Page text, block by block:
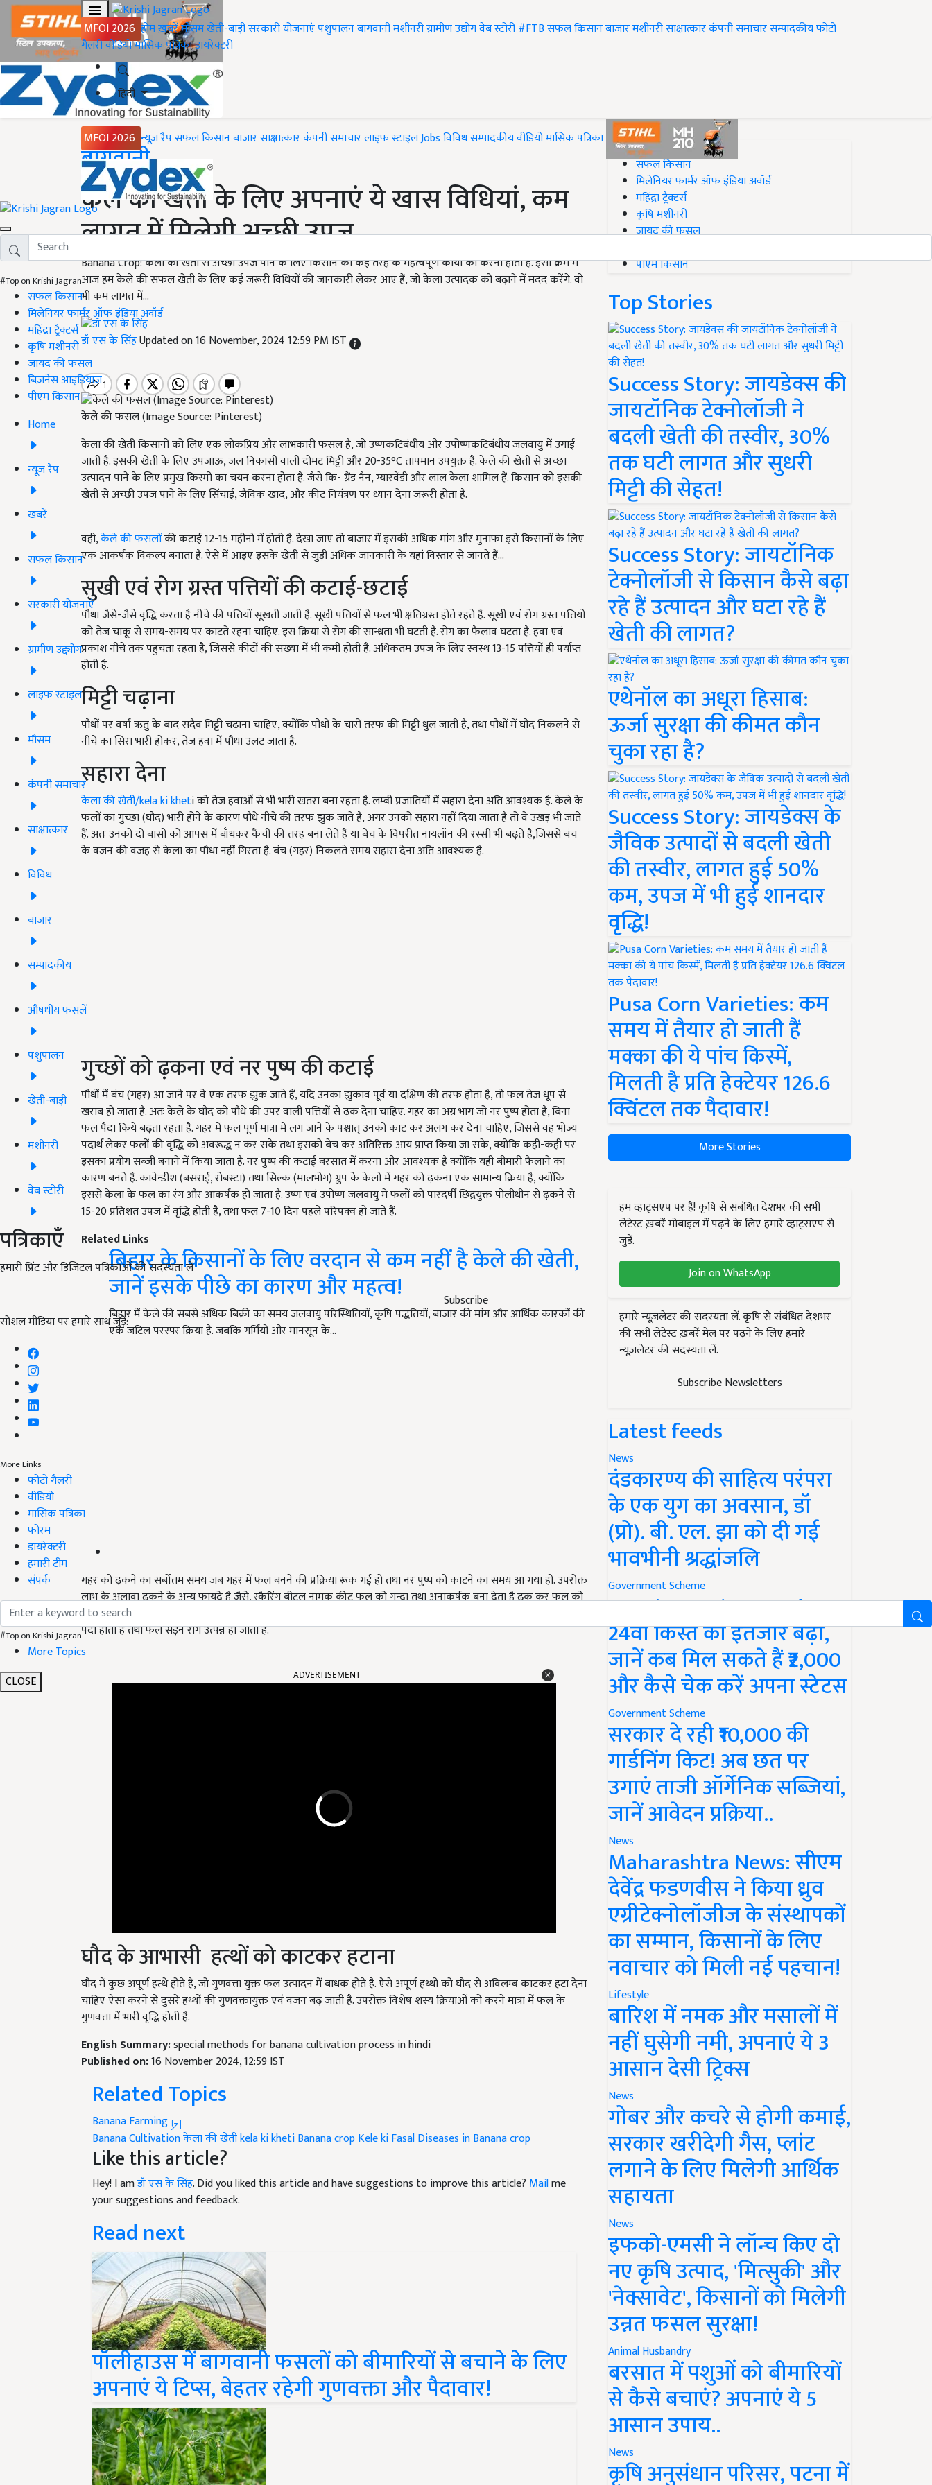
MFOI 2026 होमख़बरेंमौसमखेती-बाड़ीसरकारी योजनाएंपशुपालनबागवानीमशीनरीग्रामीण उद्योगवेब स्टोरी#FTBसफल किसानबाजारमशीनरीसाक्षात्कारकंपनी समाचारसम्पादकीयफोटो
गैलरीवीडियोमासिक पत्रिकाडायरेक्टरी
हिंदी
MFOI 2026 न्यूज़ रैपसफल किसानबाजारसाक्षात्कारकंपनी समाचारलाइफ स्टाइलJobsविविधसम्पादकीयवीडियोमासिक पत्रिका
#Top on Krishi Jagran
सफल किसान
मिलेनियर फार्मर ऑफ इंडिया अवॉर्ड
महिंद्रा ट्रैक्टर्स
कृषि मशीनरी
जायद की फसल
बिज़नेस आइडियाज
पीएम किसान
Home
न्यूज़ रैप
खबरें
सफल किसान
सरकारी योजनाएं
ग्रामीण उद्द्योग
लाइफ स्टाइल
मौसम
कंपनी समाचार
साक्षात्कार
विविध
बाजार
सम्पादकीय
औषधीय फसलें
पशुपालन
खेती-बाड़ी
मशीनरी
वेब स्टोरी
पत्रिकाएँ
हमारी प्रिंट और डिजिटल पत्रिकाओं की सदस्यता लें
Subscribe
सोशल मीडिया पर हमारे साथ जुड़ें:
More Links
फोटो गैलरी
वीडियो
मासिक पत्रिका
फोरम
डायरेक्टरी
हमारी टीम
संपर्क
#Top on Krishi Jagran
More Topics
CLOSE
Home
बागवानी
केले की खेती के लिए अपनाएं ये खास विधियां, कम
लागत में मिलेगी अच्छी उपज
Banana Crop: केला की खेती से अच्छी उपज पाने के लिए किसान को कई तरह के महत्वपूर्ण कार्यों को करना होता है. इसी क्रम में
आज हम केले की सफल खेती के लिए कई जरूरी विधियों की जानकारी लेकर आए हैं, जो केला उत्पादक को बढ़ाने में मदद करेंगे. वो
भी कम लागत में...
डॉ एस के सिंहUpdated on 16 November, 2024 12:59 PM IST
केले की फसल (Image Source: Pinterest)
केला की खेती किसानों को लिए एक लोकप्रिय और लाभकारी फसल है, जो उष्णकटिबंधीय और उपोष्णकटिबंधीय जलवायु में उगाई
जाती है. इसकी खेती के लिए उपजाऊ, जल निकासी वाली दोमट मिट्टी और 20-35°C तापमान उपयुक्त है. केले की खेती से अच्छा
उत्पादन पाने के लिए प्रमुख किस्मों का चयन करना होता है. जैसे कि- ग्रैंड नैन, ग्यारवेंडी और लाल केला शामिल हैं. किसान को इसकी
खेती से अच्छी उपज पाने के लिए सिंचाई, जैविक खाद, और कीट नियंत्रण पर ध्यान देना जरूरी होता है.
वही,केले की फसलोंकी कटाई 12-15 महीनों में होती है. देखा जाए तो बाजार में इसकी अधिक मांग और मुनाफा इसे किसानों के लिए
एक आकर्षक विकल्प बनाता है. ऐसे में आइए इसके खेती से जुड़ी अधिक जानकारी के यहां विस्तार से जानते हैं...
सुखी एवं रोग ग्रस्त पत्तियों की कटाई-छटाई
पौधा जैसे-जैसे वृद्धि करता है नीचे की पत्तियों सूखती जाती है. सूखी पत्तियों से फल भी क्षतिग्रस्त होते रहते हैं. सूखी एवं रोग ग्रस्त पत्तियों
को तेज चाकू से समय-समय पर काटते रहना चाहिए. इस क्रिया से रोग की सान्ध्रता भी घटती है. रोग का फैलाव घटता है. हवा एवं
प्रकाश नीचे तक पहुंचता रहता है, जिससे कीटों की संख्या में भी कमी होती है. अधिकतम उपज के लिए स्वस्थ 13-15 पत्तियों ही पर्याप्त
होती है.
मिट्टी चढ़ाना
पौधों पर वर्षा ऋतु के बाद सदैव मिट्टी चढ़ाना चाहिए, क्योंकि पौधों के चारों तरफ की मिट्टी धुल जाती है, तथा पौधों में घौद निकलने से
नीचे का सिरा भारी होकर, तेज हवा में पौधा उलट जाता है.
सहारा देना
केला की खेती/kela ki khetiको तेज हवाओं से भी भारी खतरा बना रहता है. लम्बी प्रजातियों में सहारा देना अति आवश्यक है. केले के
फलों का गुच्छा (घौद) भारी होने के कारण पौधे नीचे की तरफ झुक जाते है, अगर उनको सहारा नहीं दिया जाता है तो वे उखड़ भी जाते
हैं. अतः उनको दो बासों को आपस में बाँधकर कैंची की तरह बना लेते हैं या बेच के विपरीत नायलॉन की रस्सी भी बढ़ते है,जिससे बंच
के वजन की वजह से केला का पौधा नहीं गिरता है. बंच (गहर) निकलते समय सहारा देना अति आवश्यक है.
गुच्छों को ढ़कना एवं नर पुष्प की कटाई
पौधों में बंच (गहर) आ जाने पर वे एक तरफ झुक जाते हैं, यदि उनका झुकाव पूर्व या दक्षिण की तरफ होता है, तो फल तेज धूप से
खराब हो जाता है. अतः केले के घौद को पौधे की उपर वाली पत्तियों से ढ़क देना चाहिए. गहर का अग्र भाग जो नर पुष्प होता है, बिना
फल पैदा किये बढ़ता रहता है. गहर में फल पूर्ण मात्रा में लग जाने के पश्चात् उनको काट कर अलग कर देना चाहिए, जिससे वह भोज्य
पदार्थ लेकर फलों की वृद्धि को अवरूद्ध न कर सके तथा इसको बेच कर अतिरिक्त आय प्राप्त किया जा सके, क्योंकि कही-कही पर
इसका प्रयोग सब्जी बनाने में किया जाता है. नर पुष्प की कटाई बरसात में करना और आवश्यक है क्योंकि यही बीमारी फैलाने का
कारण बनते हैं. कावेन्डीश (बसराई, रोबस्टा) तथा सिल्क (मालभोग) ग्रुप के केलों में गहर को ढ़कना एक सामान्य क्रिया है, क्योंकि
इससे केला के फल का रंग और आकर्षक हो जाता है. उष्ण एवं उपोष्ण जलवायु मे फलों को पारदर्षी छिद्रयुक्त पोलीथीन से ढ़कने से
15-20 प्रतिशत उपज में वृद्धि होती है, तथा फल 7-10 दिन पहले परिपक्व हो जाते हैं.
Related Links
बिहार के किसानों के लिए वरदान से कम नहीं है केले की खेती,
जानें इसके पीछे का कारण और महत्व!
बिहार में केले की सबसे अधिक बिक्री का समय जलवायु परिस्थितियों, कृषि पद्धतियों, बाजार की मांग और आर्थिक कारकों की
एक जटिल परस्पर क्रिया है. जबकि गर्मियों और मानसून के…
गहर को ढ़कने का सर्बोत्तम समय जब गहर में फल बनने की प्रक्रिया रूक गई हो तथा नर पुष्प को काटने का समय आ गया हों. उपरोक्त
लाभ के अलावा ढ़कने के अन्य फायदे है जैसे, स्कैरिंग बीटल नामक कीट फल को गन्दा तथा अनाकर्षक बना देता है ढ़क कर फल को
बचा सकते है, तथा सूर्य के प्रकाष के सीधे सम्पर्क में आने की वजह से फलों पर घाव बन जाते हैं जिसमें कोलेटोट्राइकम नामक फँफूद
पैदा होता है तथा फल सड़न रोग उत्पन्न हो जाता है.
ADVERTISEMENT
घौद के आभासी हत्थों को काटकर हटाना
घौद में कुछ अपूर्ण हत्थे होते हैं, जो गुणवत्ता युक्त फल उत्पादन में बाधक होते है. ऐसे अपूर्ण हथ्थों को घौद से अविलम्ब काटकर हटा देना
चाहिए ऐसा करने से दुसरे हथ्थों की गुणवक्तायुक्त एवं वजन बढ़ जाती है. उपरोक्त विशेष शस्य क्रियाओं को करने मात्रा में फल के
गुणवत्ता में भारी वृद्धि होती है.
English Summary:special methods for banana cultivation process in hindi
Published on:16 November 2024, 12:59 IST
Related Topics
Banana Farming
Banana Cultivationकेला की खेतीkela ki khetiBanana cropKele ki FasalDiseases in Banana crop
Like this article?
Hey! I amडॉ एस के सिंह. Did you liked this article and have suggestions to improve this article? Mailme
your suggestions and feedback.
Read next
पॉलीहाउस में बागवानी फसलों को बीमारियों से बचाने के लिए
अपनाएं ये टिप्स, बेहतर रहेगी गुणवक्ता और पैदावार!
#Top on Krishi Jagran
सफल किसान
मिलेनियर फार्मर ऑफ इंडिया अवॉर्ड
महिंद्रा ट्रैक्टर्स
कृषि मशीनरी
जायद की फसल
पीएम किसान
Top Stories
Success Story: जायडेक्स की
जायटॉनिक टेक्नोलॉजी ने
बदली खेती की तस्वीर, 30%
तक घटी लागत और सुधरी
मिट्टी की सेहत!
Success Story: जायटॉनिक
टेक्नोलॉजी से किसान कैसे बढ़ा
रहे हैं उत्पादन और घटा रहे हैं
खेती की लागत?
एथेनॉल का अधूरा हिसाब:
ऊर्जा सुरक्षा की कीमत कौन
चुका रहा है?
Success Story: जायडेक्स के
जैविक उत्पादों से बदली खेती
की तस्वीर, लागत हुई 50%
कम, उपज में भी हुई शानदार
वृद्धि!
Pusa Corn Varieties: कम
समय में तैयार हो जाती हैं
मक्का की ये पांच किस्में,
मिलती है प्रति हेक्टेयर 126.6
क्विंटल तक पैदावार!
More Stories
हम व्हाट्सएप पर हैं! कृषि से संबंधित देशभर की सभी
लेटेस्ट ख़बरें मोबाइल में पढ़ने के लिए हमारे व्हाट्सएप से
जुड़ें.
Join on WhatsApp
हमारे न्यूज़लेटर की सदस्यता लें. कृषि से संबंधित देशभर
की सभी लेटेस्ट ख़बरें मेल पर पढ़ने के लिए हमारे
न्यूज़लेटर की सदस्यता लें.
Subscribe Newsletters
Latest feeds
News
दंडकारण्य की साहित्य परंपरा
के एक युग का अवसान, डॉ
(प्रो). बी. एल. झा को दी गई
भावभीनी श्रद्धांजलि
Government Scheme
PM Kisan Yojana Update:
24वीं किस्त का इंतजार बढ़ा,
जानें कब मिल सकते हैं ₹2,000
और कैसे चेक करें अपना स्टेटस
Government Scheme
सरकार दे रही ₹10,000 की
गार्डनिंग किट! अब छत पर
उगाएं ताजी ऑर्गेनिक सब्जियां,
जानें आवेदन प्रक्रिया..
News
Maharashtra News: सीएम
देवेंद्र फडणवीस ने किया ध्रुव
एग्रीटेक्नोलॉजीज के संस्थापकों
का सम्मान, किसानों के लिए
नवाचार को मिली नई पहचान!
Lifestyle
बारिश में नमक और मसालों में
नहीं घुसेगी नमी, अपनाएं ये 3
आसान देसी ट्रिक्स
News
गोबर और कचरे से होगी कमाई,
सरकार खरीदेगी गैस, प्लांट
लगाने के लिए मिलेगी आर्थिक
सहायता
News
इफको-एमसी ने लॉन्च किए दो
नए कृषि उत्पाद, 'मित्सुकी' और
'नेक्सावेट', किसानों को मिलेगी
उन्नत फसल सुरक्षा!
Animal Husbandry
बरसात में पशुओं को बीमारियों
से कैसे बचाएं? अपनाएं ये 5
आसान उपाय..
News
कृषि अनुसंधान परिसर, पटना में